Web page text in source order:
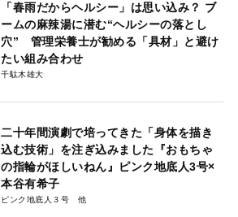
「春雨だからヘルシー」は思い込み？ ブ
ームの麻辣湯に潜む“ヘルシーの落とし
穴” 管理栄養士が勧める「具材」と避け
たい組み合わせ
千駄木雄大
二十年間演劇で培ってきた「身体を描き
込む技術」を注ぎ込みました『おもちゃ
の指輪がほしいねん』ピンク地底人3号×
本谷有希子
ピンク地底人３号